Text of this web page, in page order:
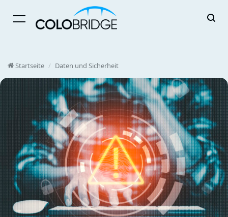
Menü
Startseite / Daten und Sicherheit